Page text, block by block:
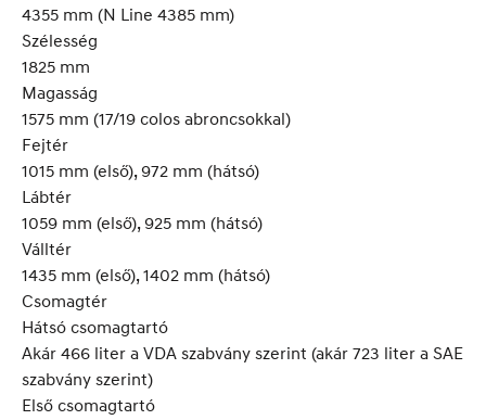
4355 mm (N Line 4385 mm)
Szélesség
1825 mm
Magasság
1575 mm (17/19 colos abroncsokkal)
Fejtér
1015 mm (első), 972 mm (hátsó)
Lábtér
1059 mm (első), 925 mm (hátsó)
Válltér
1435 mm (első), 1402 mm (hátsó)
Csomagtér
Hátsó csomagtartó
Akár 466 liter a VDA szabvány szerint (akár 723 liter a SAE
szabvány szerint)
Első csomagtartó